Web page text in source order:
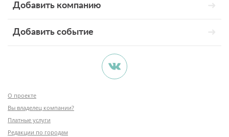
Добавить компанию
Добавить событие
О проекте
Вы владелец компании?
Платные услуги
Редакции по городам